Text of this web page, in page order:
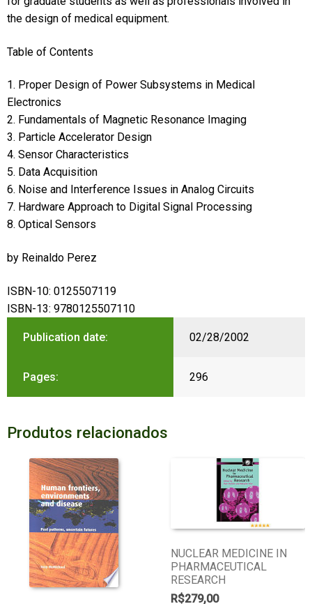
the design of medical equipment.
Table of Contents
1. Proper Design of Power Subsystems in Medical
Electronics
2. Fundamentals of Magnetic Resonance Imaging
3. Particle Accelerator Design
4. Sensor Characteristics
5. Data Acquisition
6. Noise and Interference Issues in Analog Circuits
7. Hardware Approach to Digital Signal Processing
8. Optical Sensors
by Reinaldo Perez
ISBN-10: 0125507119
ISBN-13: 9780125507110
Publication date: 02/28/2002
Pages: 296
Produtos relacionados
NUCLEAR MEDICINE IN
PHARMACEUTICAL
RESEARCH
R$279,00